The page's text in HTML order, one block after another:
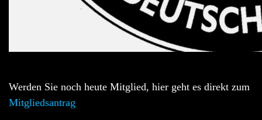
Werden Sie noch heute Mitglied, hier geht es direkt zum
Mitgliedsantrag